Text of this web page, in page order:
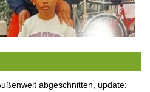
abgeschnitten, update: